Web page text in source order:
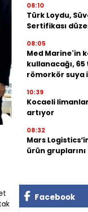
08:10
Türk Loydu,
Sertifikası
08:05
Med Marine'in
kullanacağı,
römorkör suya
10:39
Kocaeli
artıyor
08:32
Mars
ürün
Facebook